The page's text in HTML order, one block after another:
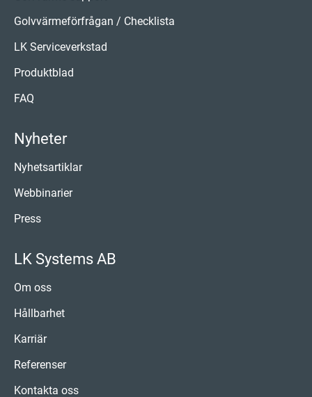
Golvvärmeförfrågan / Checklista
LK Serviceverkstad
Produktblad
FAQ
Nyheter
Nyhetsartiklar
Webbinarier
Press
LK Systems AB
Om oss
Hållbarhet
Karriär
Referenser
Kontakta oss